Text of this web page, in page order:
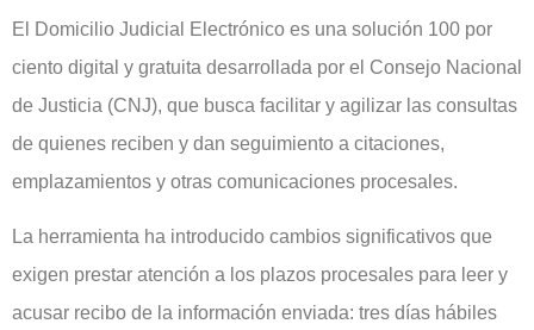
El Domicilio Judicial Electrónico es una solución 100 por
ciento digital y gratuita desarrollada por el Consejo Nacional
de Justicia (CNJ), que busca facilitar y agilizar las consultas
de quienes reciben y dan seguimiento a citaciones,
emplazamientos y otras comunicaciones procesales.
La herramienta ha introducido cambios significativos que
exigen prestar atención a los plazos procesales para leer y
acusar recibo de la información enviada: tres días hábiles